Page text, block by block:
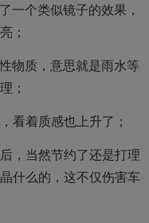
一个类似镜子的效果，
；
物质，意思就是雨水等
；
看着质感也上升了；
，当然节约了还是打理
什么的，这不仅伤害车